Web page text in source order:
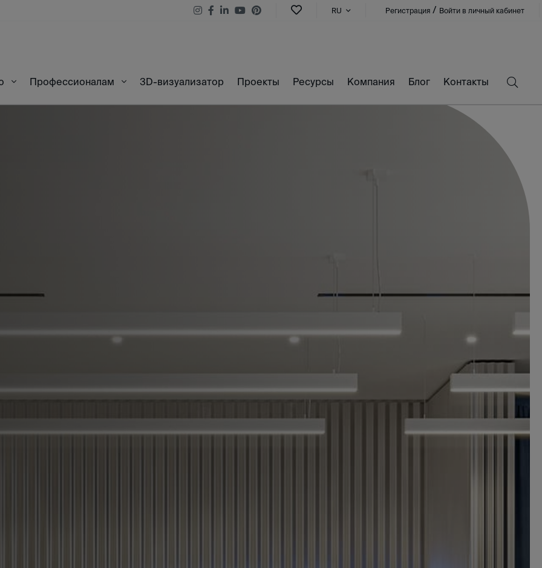
RU Регистрация / Войти в личный кабинет
Профессионалам 3D-визуализатор Проекты Ресурсы Компания Блог Контакты